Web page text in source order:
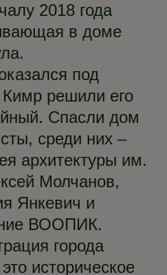
2018 года
в доме
под
Кимр решили его
Спасли дом
среди них –
архитектуры им.
Молчанов,
Янкевич и
ВООПИК.
города
историческое